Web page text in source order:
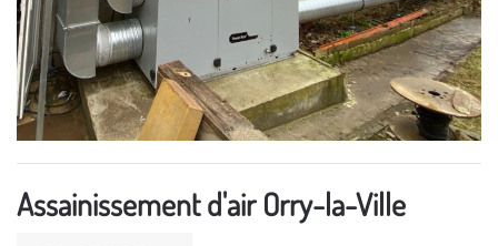
Assainissement d'air Orry-la-Ville